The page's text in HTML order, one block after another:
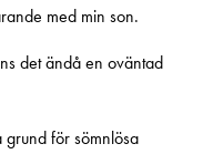
med min son.
det ändå en oväntad
för sömnlösa